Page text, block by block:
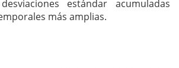
estándar acumuladas
más amplias.